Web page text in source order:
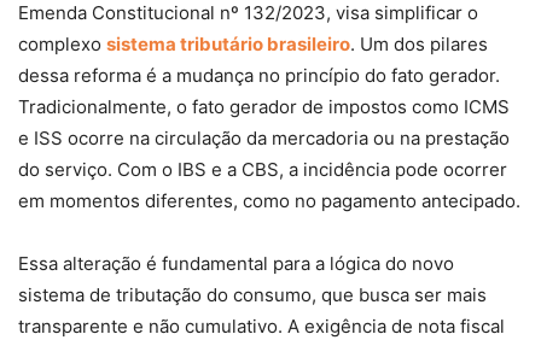
Emenda Constitucional nº 132/2023, visa simplificar o
complexo sistema tributário brasileiro. Um dos pilares
dessa reforma é a mudança no princípio do fato gerador.
Tradicionalmente, o fato gerador de impostos como ICMS
e ISS ocorre na circulação da mercadoria ou na prestação
do serviço. Com o IBS e a CBS, a incidência pode ocorrer
em momentos diferentes, como no pagamento antecipado.
Essa alteração é fundamental para a lógica do novo
sistema de tributação do consumo, que busca ser mais
transparente e não cumulativo. A exigência de nota fiscal